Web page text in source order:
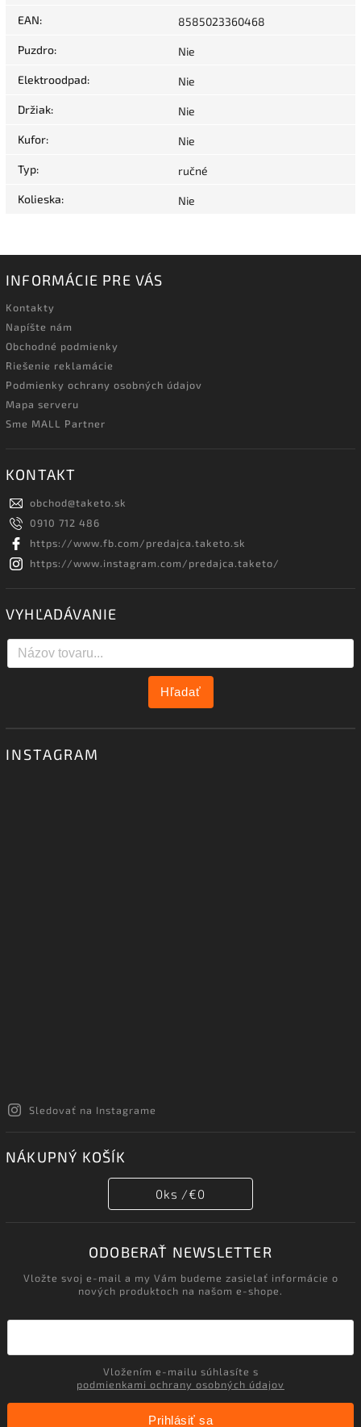
EAN: 8585023360468
Puzdro: Nie
Elektroodpad: Nie
Držiak: Nie
Kufor: Nie
Typ: ručné
Kolieska: Nie
INFORMÁCIE PRE VÁS
Kontakty
Napíšte nám
Obchodné podmienky
Riešenie reklamácie
Podmienky ochrany osobných údajov
Mapa serveru
Sme MALL Partner
KONTAKT
obchod@taketo.sk
0910 712 486
https://www.fb.com/predajca.taketo.sk
https://www.instagram.com/predajca.taketo/
VYHĽADÁVANIE
Hľadať
INSTAGRAM
Sledovať na Instagrame
NÁKUPNÝ KOŠÍK
0ks /€0
ODOBERAŤ NEWSLETTER
Vložte svoj e-mail a my Vám budeme zasielať informácie o
nových produktoch na našom e-shope.
podmienkami ochrany osobných údajov
Prihlásiť sa